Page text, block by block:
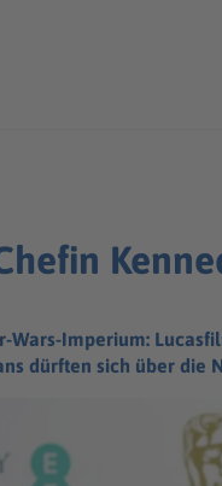
Wars-Imperium:
dürften sich über die